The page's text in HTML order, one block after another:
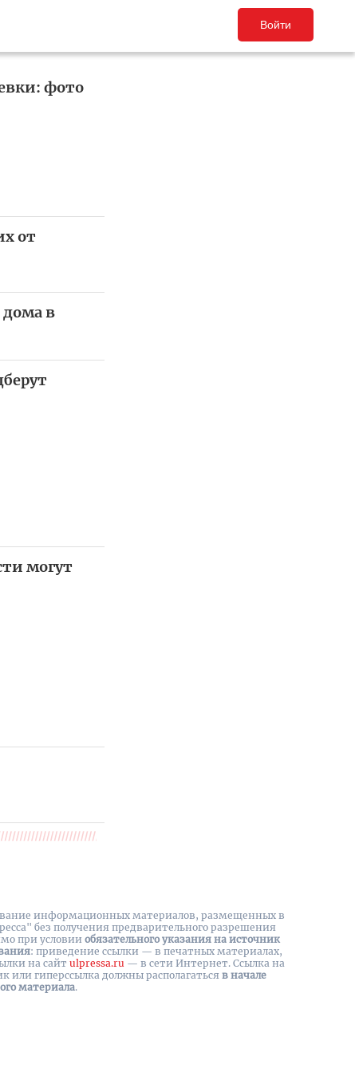
Войти
фото
от
дома в
могут
информационных материалов, размещенных в
без получения предварительного разрешения
при условии обязательного указания на источник
: приведение ссылки — в печатных материалах,
на cайт ulpressa.ru — в сети Интернет. Ссылка на
или гиперссылка должны располагаться в начале
материала.